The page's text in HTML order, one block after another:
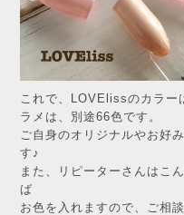
これで、LOVElissのカラー
ラメは、別途66色です。
ご自身のオリジナルやお好
す♪
また、リピーターさんはこ
ば
お色を入れますので、ご相